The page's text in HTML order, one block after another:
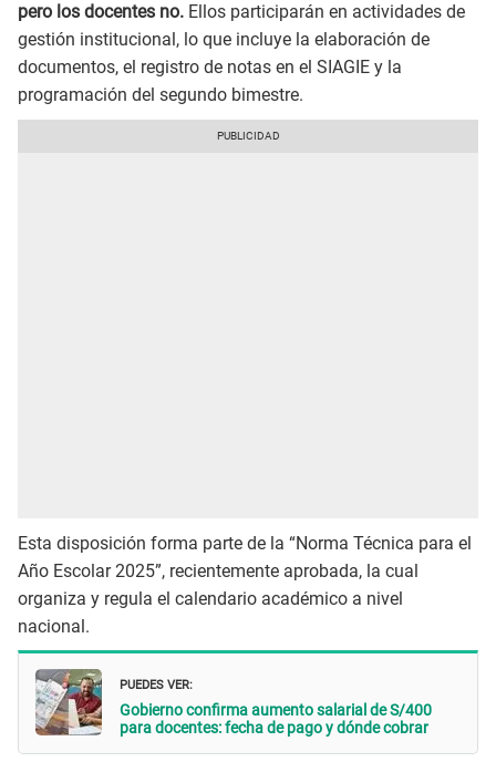
pero los docentes no. Ellos participarán en actividades de
gestión institucional, lo que incluye la elaboración de
documentos, el registro de notas en el SIAGIE y la
programación del segundo bimestre.
Esta disposición forma parte de la “Norma Técnica para el
Año Escolar 2025”, recientemente aprobada, la cual
organiza y regula el calendario académico a nivel
nacional.
PUEDES VER:
Gobierno confirma aumento salarial de S/400
para docentes: fecha de pago y dónde cobrar